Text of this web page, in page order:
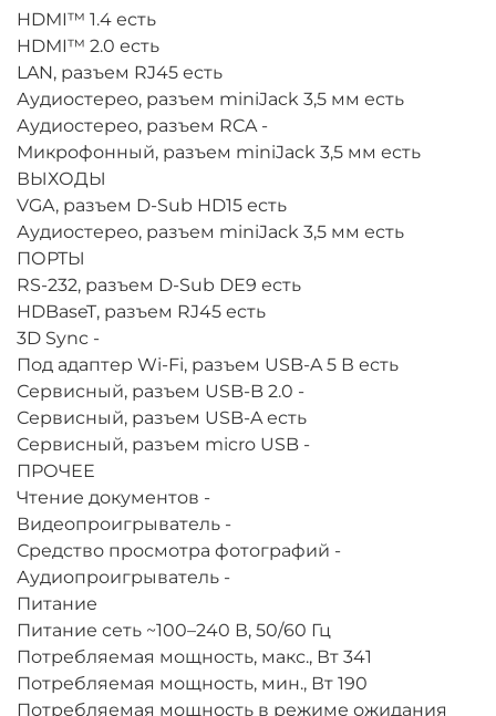
HDMI™ 1.4 есть
HDMI™ 2.0 есть
LAN, разъем RJ45 есть
Аудиостерео, разъем miniJack 3,5 мм есть
Аудиостерео, разъем RCA -
Микрофонный, разъем miniJack 3,5 мм есть
ВЫХОДЫ
VGA, разъем D-Sub HD15 есть
Аудиостерео, разъем miniJack 3,5 мм есть
ПОРТЫ
RS-232, разъем D-Sub DE9 есть
HDBaseT, разъем RJ45 есть
3D Sync -
Под адаптер Wi-Fi, разъем USB-A 5 В есть
Сервисный, разъем USB-B 2.0 -
Сервисный, разъем USB-Aесть
Сервисный, разъем micro USB -
ПРОЧЕЕ
Чтение документов -
Видеопроигрыватель -
Средство просмотра фотографий -
Аудиопроигрыватель -
Питание
Питание сеть ~100–240 В, 50/60 Гц
Потребляемая мощность, макс., Вт 341
Потребляемая мощность, мин., Вт 190
Потребляемая мощность в режиме ожидания